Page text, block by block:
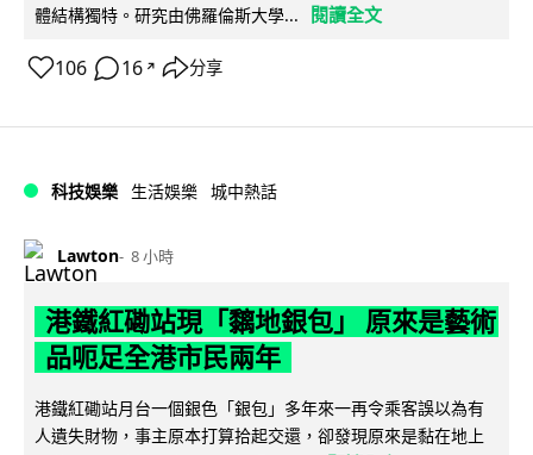
體結構獨特。研究由佛羅倫斯大學...
閱讀全文
106 16 ↗ 分享
科技娛樂 生活娛樂 城中熱話
Lawton 8 小時
港鐵紅磡站現「黐地銀包」 原來是藝術
品呃足全港市民兩年
港鐵紅磡站月台一個銀色「銀包」多年來一再令乘客誤以為有
人遺失財物，事主原本打算拾起交還，卻發現原來是黏在地上